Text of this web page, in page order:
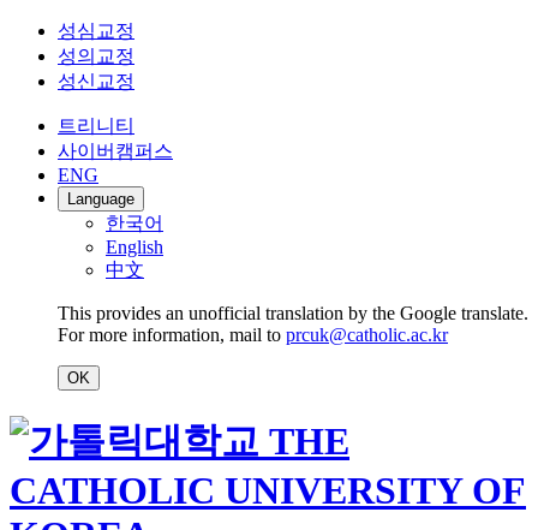
성심교정
성의교정
성신교정
트리니티
사이버캠퍼스
ENG
Language
한국어
English
中文
This provides an unofficial translation by the Google translate.
For more information, mail to prcuk@catholic.ac.kr
OK